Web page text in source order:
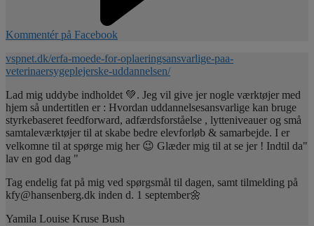
Kommentér på Facebook
vspnet.dk/erfa-moede-for-oplaeringsansvarlige-paa-
veterinaersygeplejerske-uddannelsen/
Lad mig uddybe indholdet 💚. Jeg vil give jer nogle værktøjer med
hjem så undertitlen er : Hvordan uddannelsesansvarlige kan bruge
styrkebaseret feedforward, adfærdsforståelse , lytteniveauer og små
samtaleværktøjer til at skabe bedre elevforløb & samarbejde. I er
velkomne til at spørge mig her 😉 Glæder mig til at se jer ! Indtil da"
lav en god dag "
Tag endelig fat på mig ved spørgsmål til dagen, samt tilmelding på
kfy@hansenberg.dk inden d. 1 september🌼
Yamila Louise Kruse Bush